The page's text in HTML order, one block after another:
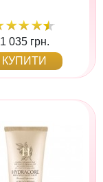
1 035 грн.
КУПИТИ